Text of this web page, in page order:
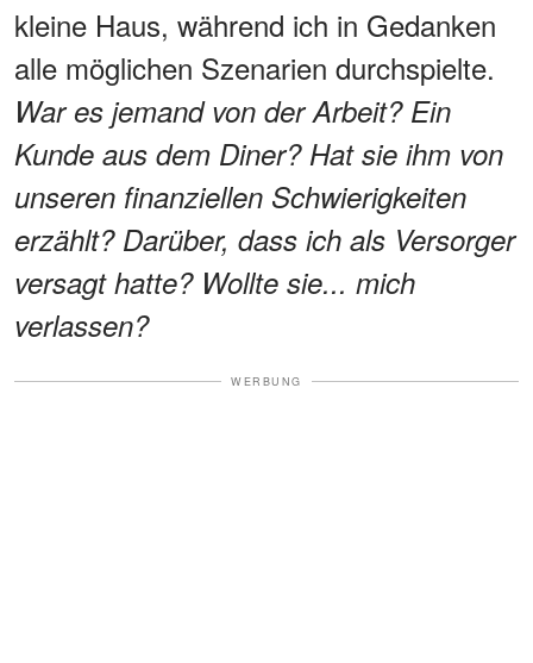
kleine Haus, während ich in Gedanken
alle möglichen Szenarien durchspielte.
War es jemand von der Arbeit? Ein
Kunde aus dem Diner? Hat sie ihm von
unseren finanziellen Schwierigkeiten
erzählt? Darüber, dass ich als Versorger
versagt hatte? Wollte sie... mich
verlassen?
WERBUNG